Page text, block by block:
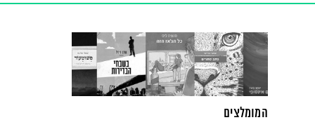
המומלצים